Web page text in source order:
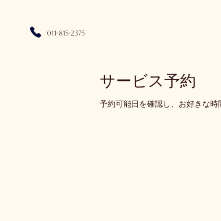
​011-815-2375
サービス予約
予約可能日を確認し、お好きな時